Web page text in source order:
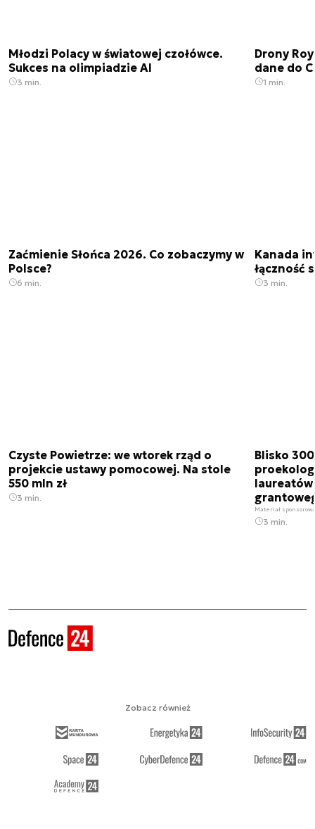
Młodzi Polacy w światowej czołówce.
Sukces na olimpiadzie AI
3 min.
Drony
dane do
1 min.
Zaćmienie Słońca 2026. Co zobaczymy w
Polsce?
6 min.
Kanada
łączność
3 min.
Czyste Powietrze: we wtorek rząd o
projekcie ustawy pomocowej. Na stole
550 mln zł
3 min.
Blisko
Materiał
3 min.
Zobacz również